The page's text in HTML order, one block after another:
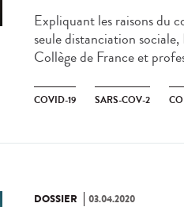
Expliquant les raisons du
seule distanciation
Collège de France et
COVID-19 SARS-COV-2
DOSSIER 03.04.2020